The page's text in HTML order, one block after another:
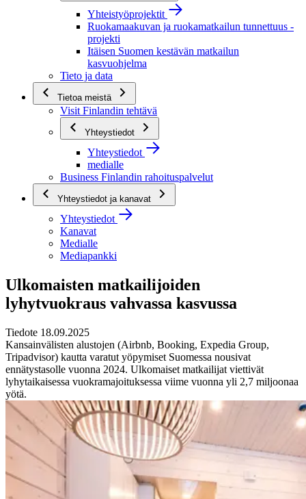
Yhteistyöprojektit
Ruokamaakuvan ja ruokamatkailun tunnettuus -
projekti
Itäisen Suomen kestävän matkailun
kasvuohjelma
Tieto ja data
Tietoa meistä
Visit Finlandin tehtävä
Yhteystiedot
Yhteystiedot
medialle
Business Finlandin rahoituspalvelut
Yhteystiedot ja kanavat
Yhteystiedot
Kanavat
Medialle
Mediapankki
Ulkomaisten matkailijoiden
lyhytvuokraus vahvassa kasvussa
Tiedote 18.09.2025
Kansainvälisten alustojen (Airbnb, Booking, Expedia Group,
Tripadvisor) kautta varatut yöpymiset Suomessa nousivat
ennätystasolle vuonna 2024. Ulkomaiset matkailijat viettivät
lyhytaikaisessa vuokramajoituksessa viime vuonna yli 2,7 miljoonaa
yötä.